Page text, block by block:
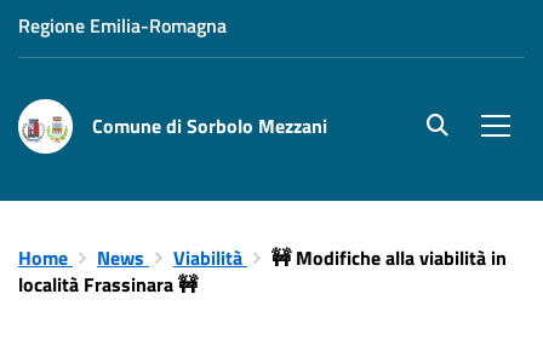
Regione Emilia-Romagna
Comune di Sorbolo Mezzani site.searc
Home News Viabilità
🚧 Modifiche alla viabilità in
località Frassinara 🚧